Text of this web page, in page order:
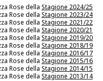
Rose della Stagione 2024/25
Rose della Stagione 2023/24
Rose della Stagione 2021/22
Rose della Stagione 2020/21
Rose della Stagione 2019/20
Rose della Stagione 2018/19
Rose della Stagione 2016/17
Rose della Stagione 2015/16
Rose della Stagione 2014/15
Rose della Stagione 2013/14